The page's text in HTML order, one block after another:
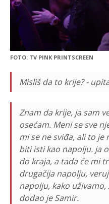
FOTO: TV PINK PRINTSCREEN
Misliš da to krije? -
Znam da krije, ja sam
osećam. Meni se sve
mi se ne sviđa, ali to
biti isti kao napolju. ja
do kraja, a tada će mi
drugačija napolju,
napolju, kako uživamo,
dodao je Samir.